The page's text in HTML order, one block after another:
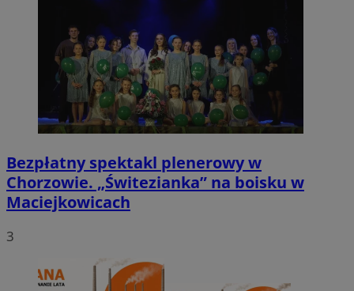
Bezpłatny spektakl plenerowy w
Chorzowie. „Świtezianka” na boisku w
Maciejkowicach
3